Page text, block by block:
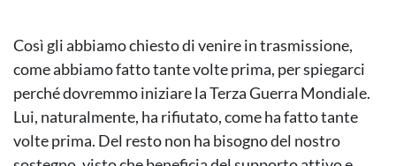
Così gli abbiamo chiesto di venire in trasmissione,
come abbiamo fatto tante volte prima, per spiegarci
perché dovremmo iniziare la Terza Guerra Mondiale.
Lui, naturalmente, ha rifiutato, come ha fatto tante
volte prima. Del resto non ha bisogno del nostro